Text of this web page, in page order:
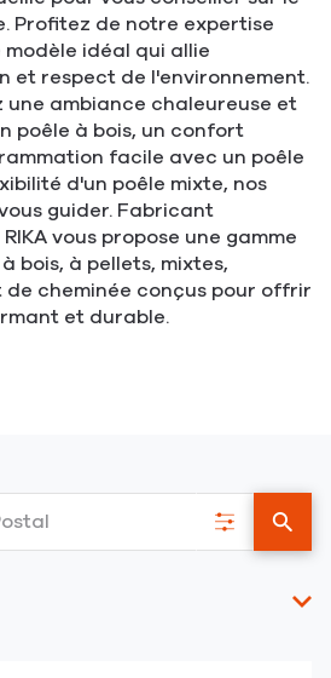
Profitez de notre expertise
idéal qui allie
et respect de l'environnement.
une ambiance chaleureuse et
poêle à bois, un confort
facile avec un poêle
d'un poêle mixte, nos
guider. Fabricant
vous propose une gamme
bois, à pellets, mixtes,
cheminée conçus pour offrir
et durable.
Filtrer
les
un
point